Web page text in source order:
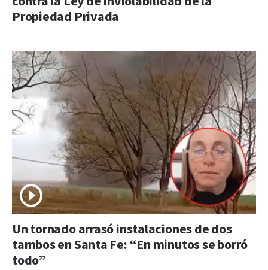
Propiedad Privada
Un tornado arrasó instalaciones de dos
tambos en Santa Fe: “En minutos se borró
todo”